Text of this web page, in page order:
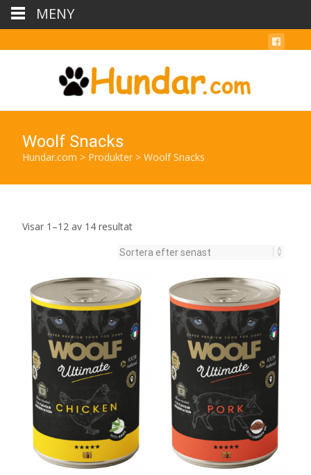
Woolf Snacks
Hundar.com > Produkter > Woolf Snacks
Visar 1–12 av 14 resultatSortera
senaste
MENY